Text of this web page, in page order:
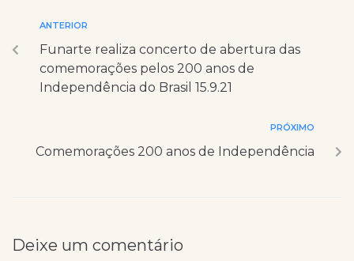
ANTERIOR
Funarte realiza concerto de abertura das
comemorações pelos 200 anos de
Independência do Brasil 15.9.21
PRÓXIMO
Comemorações 200 anos de Independência
Deixe um comentário